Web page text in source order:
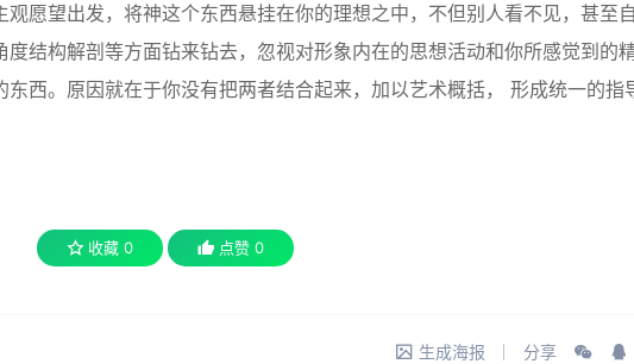
愿望出发，将神这个东西悬挂在你的理想之中，不但别人看不见，甚至
结构解剖等方面钻来钻去，忽视对形象内在的思想活动和你所感觉到的
西。原因就在于你没有把两者结合起来，加以艺术概括， 形成统一的指
收藏 0 点赞 0
生成海报 分享